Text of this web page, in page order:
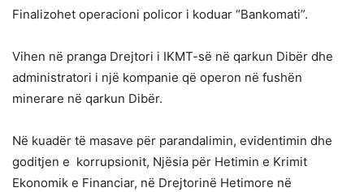
Finalizohet operacioni policor i koduar “Bankomati”.
Vihen në pranga Drejtori i IKMT-së në qarkun Dibër dhe
administratori i një kompanie që operon në fushën
minerare në qarkun Dibër.
Në kuadër të masave për parandalimin, evidentimin dhe
goditjen e korrupsionit, Njësia për Hetimin e Krimit
Ekonomik e Financiar, në Drejtorinë Hetimore në